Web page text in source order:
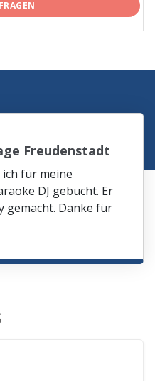
Freudenstadt
für meine
DJ gebucht. Er
gemacht. Danke für